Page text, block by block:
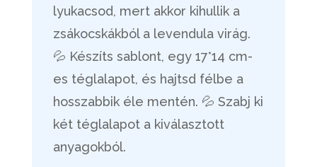
lyukacsod, mert akkor kihullik a
zsákocskákból a levendula virág.
💦 Készíts sablont, egy 17*14 cm-
es téglalapot, és hajtsd félbe a
hosszabbik éle mentén. 💦 Szabj ki
két téglalapot a kiválasztott
anyagokból.